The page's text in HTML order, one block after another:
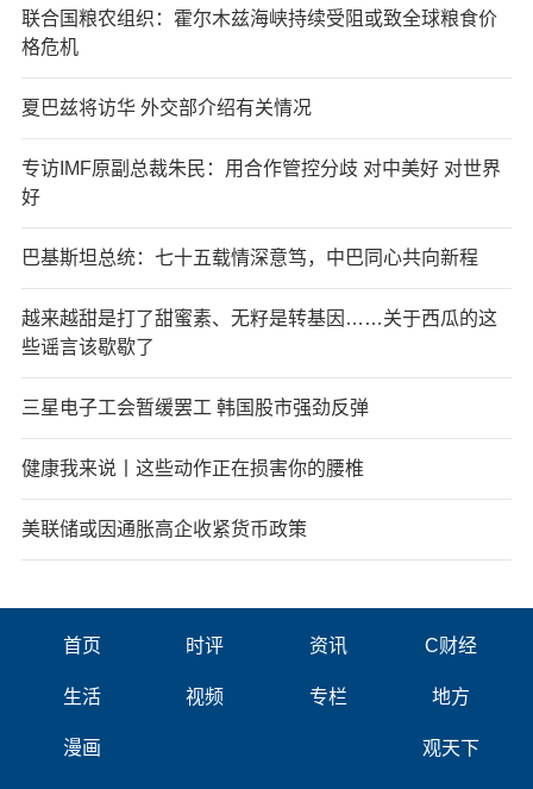
联合国粮农组织：霍尔木兹海峡持续受阻或致全球粮食价
格危机
夏巴兹将访华 外交部介绍有关情况
专访IMF原副总裁朱民：用合作管控分歧 对中美好 对世界
好
巴基斯坦总统：七十五载情深意笃，中巴同心共向新程
越来越甜是打了甜蜜素、无籽是转基因……关于西瓜的这
些谣言该歇歇了
三星电子工会暂缓罢工 韩国股市强劲反弹
健康我来说丨这些动作正在损害你的腰椎
美联储或因通胀高企收紧货币政策
首页 时评 资讯 C财经
生活 视频 专栏 地方
漫画 观天下